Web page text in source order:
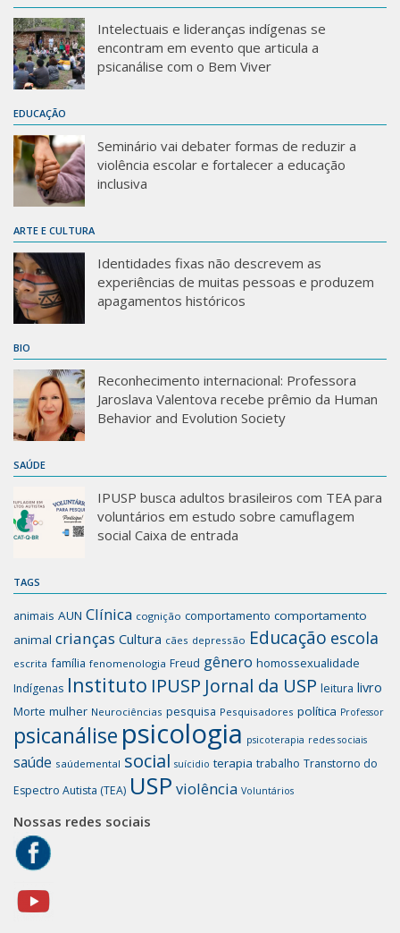
Intelectuais e lideranças indígenas se
encontram em evento que articula a
psicanálise com o Bem Viver
EDUCAÇÃO
Seminário vai debater formas de reduzir a
violência escolar e fortalecer a educação
inclusiva
ARTE E CULTURA
Identidades fixas não descrevem as
experiências de muitas pessoas e produzem
apagamentos históricos
BIO
Reconhecimento internacional: Professora
Jaroslava Valentova recebe prêmio da Human
Behavior and Evolution Society
SAÚDE
IPUSP busca adultos brasileiros com TEA para
voluntários em estudo sobre camuflagem
social Caixa de entrada
TAGS
animais AUN Clínica cognição comportamento comportamento
animal crianças Cultura cães depressão Educação escola
escrita família fenomenologia Freud gênero homossexualidade
Indígenas Instituto IPUSP Jornal da USP leitura livro
Morte mulher Neurociências pesquisa Pesquisadores política Professor
psicanálise psicologia psicoterapia redes sociais
saúde saúdemental social suícidio terapia trabalho Transtorno do
Espectro Autista (TEA) USP violência Voluntários
Nossas redes sociais